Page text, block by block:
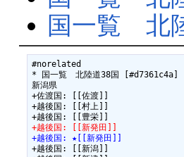
国一覧 北
#norelated
* 国一覧　北陸道38国 [#d7361c4a]
新潟県
+佐渡国: [[佐渡]]
+越後国: [[村上]]
+越後国: [[新発田]]
+越後国: ★[[新発田]]
+越後国: [[新潟]]